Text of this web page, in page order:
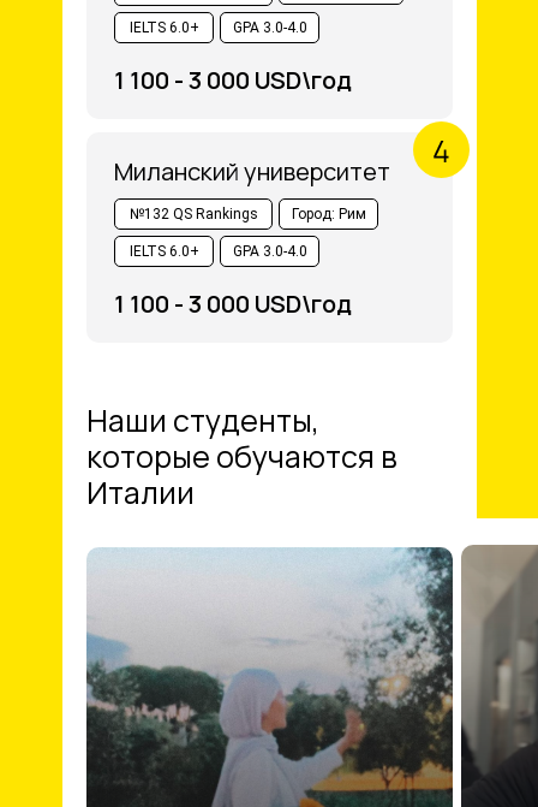
1 100 - 3 000 USD\год
IELTS 6.0+ GPA 3.0-4.0
Миланский университет
1 100 - 3 000 USD\год
№132 QS Rankings Город: Рим
IELTS 6.0+ GPA 3.0-4.0
Наши студенты,
которые обучаются в
Италии